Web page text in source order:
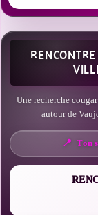
Une recherche
autour de
Ton